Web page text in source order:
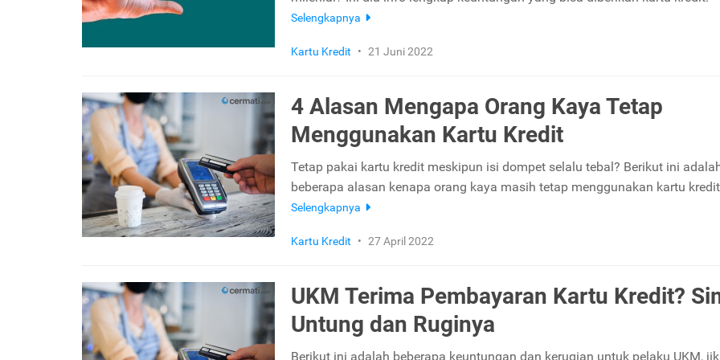
Selengkapnya
Kartu Kredit • 21 Juni 2022
4 Alasan Mengapa Orang Kaya Tetap
Menggunakan Kartu Kredit
Tetap pakai kartu kredit meskipun isi dompet selalu tebal? Berikut ini
beberapa alasan kenapa orang kaya masih tetap menggunakan kartu
Selengkapnya
Kartu Kredit • 27 April 2022
UKM Terima Pembayaran Kartu Kredit?
Untung dan Ruginya
Berikut ini adalah beberapa keuntungan dan kerugian untuk pelaku UKM,